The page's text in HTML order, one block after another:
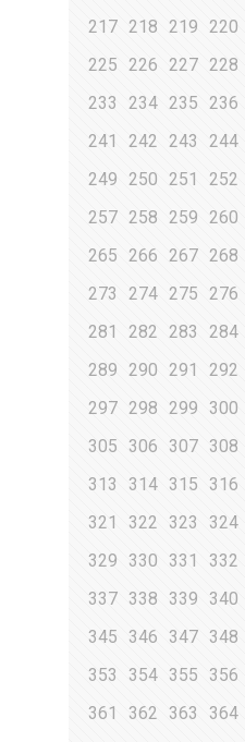
217 218 219 220
225
226 227 228
233
234 235 236
241
242 243 244
249
250 251 252
257 258 259 260
265
266 267 268
273
274 275 276
281
282 283 284
289
290 291 292
297 298 299 300
305
306 307 308
313
314 315 316
321
322 323 324
329
330 331 332
337 338 339 340
345
346 347 348
353
354 355 356
361
362 363 364